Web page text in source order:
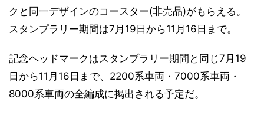
クと同一デザインのコースター(非売品)がもらえる。
スタンプラリー期間は7月19日から11月16日まで。
記念ヘッドマークはスタンプラリー期間と同じ7月19
日から11月16日まで、2200系車両・7000系車両・
8000系車両の全編成に掲出される予定だ。